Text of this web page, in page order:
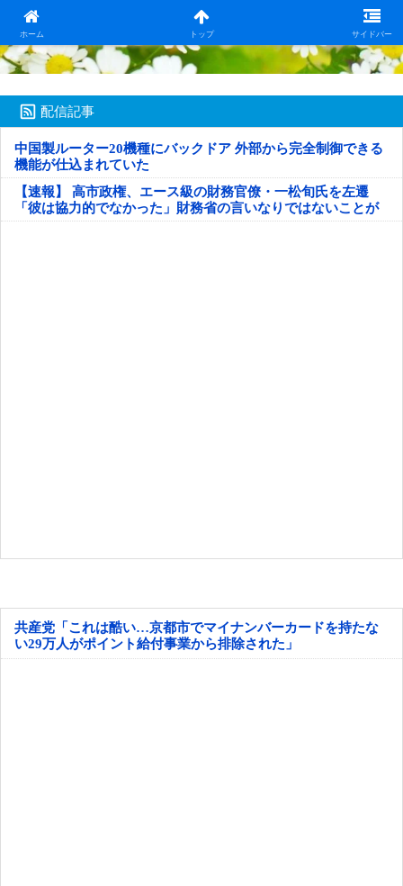
ホーム トップ サイドバー
日本第一！ニュース録
配信記事
中国製ルーター20機種にバックドア 外部から完全制御できる
機能が仕込まれていた
【速報】 高市政権、エース級の財務官僚・一松旬氏を左遷
「彼は協力的でなかった」財務省の言いなりではないことが
判明
共産党「これは酷い…京都市でマイナンバーカードを持たな
い29万人がポイント給付事業から排除された」